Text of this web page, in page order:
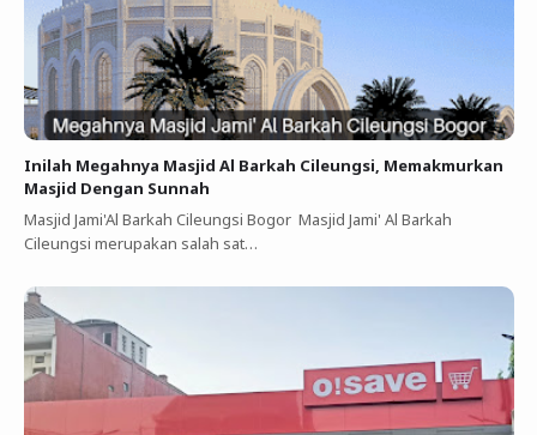
Inilah Megahnya Masjid Al Barkah Cileungsi, Memakmurkan
Masjid Dengan Sunnah
Masjid Jami'Al Barkah Cileungsi Bogor Masjid Jami' Al Barkah
Cileungsi merupakan salah sat…